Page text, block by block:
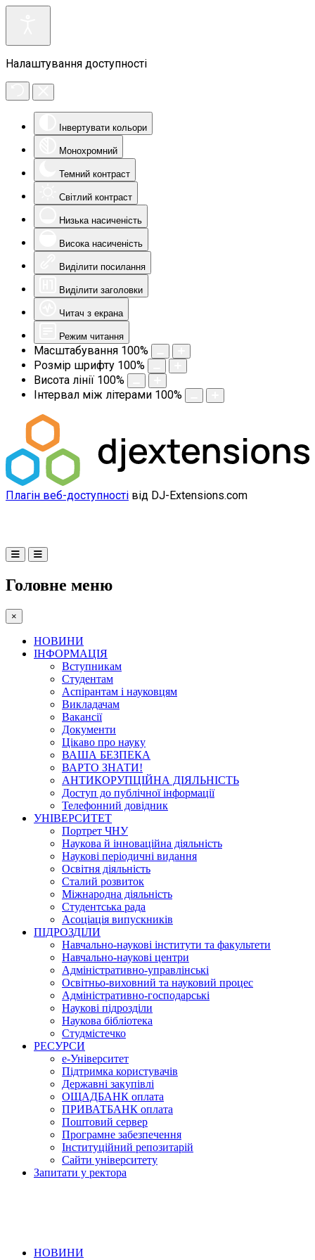
Налаштування доступності
Інвертувати кольори
Монохромний
Темний контраст
Світлий контраст
Низька насиченість
Висока насиченість
Виділити посилання
Виділити заголовки
Читач з екрана
Режим читання
Масштабування 100%
Розмір шрифту 100%
Висота лінії 100%
Інтервал між літерами 100%
Плагін веб-доступності від DJ-Extensions.com
Головне меню
×
НОВИНИ
ІНФОРМАЦІЯ
Вступникам
Студентам
Аспірантам і науковцям
Викладачам
Вакансії
Документи
Цікаво про науку
ВАША БЕЗПЕКА
ВАРТО ЗНАТИ!
АНТИКОРУПЦІЙНА ДІЯЛЬНІСТЬ
Доступ до публічної інформації
Телефонний довідник
УНІВЕРСИТЕТ
Портрет ЧНУ
Наукова й інноваційна діяльність
Наукові періодичні видання
Освітня діяльність
Сталий розвиток
Міжнародна діяльність
Студентська рада
Асоціація випускників
ПІДРОЗДІЛИ
Навчально-наукові інститути та факультети
Навчально-наукові центри
Адміністративно-управлінські
Освітньо-виховний та науковий процес
Адміністративно-господарські
Наукові підрозділи
Наукова бібліотека
Студмістечко
РЕСУРСИ
е-Університет
Підтримка користувачів
Державні закупівлі
ОЩАДБАНК оплата
ПРИВАТБАНК оплата
Поштовий сервер
Програмне забезпечення
Інституційний репозитарій
Сайти університету
Запитати у ректора
НОВИНИ